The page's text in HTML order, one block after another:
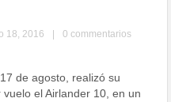
18, 2016
0 commentarios
de agosto, realizó su
vuelo el Airlander 10, en un